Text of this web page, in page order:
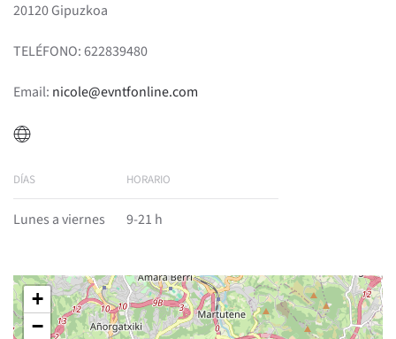
20120 Gipuzkoa
TELÉFONO: 622839480
Email: nicole@evntfonline.com
DÍAS HORARIO
Lunes a viernes 9-21 h
+
−